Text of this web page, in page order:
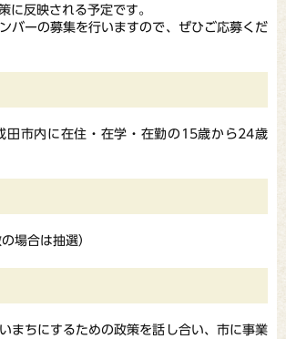
に反映される予定です。
バーの募集を行いますので、ぜひご応募くだ
市内に在住・在学・在勤の15歳から24歳
場合は抽選）
まちにするための政策を話し合い、市に事業